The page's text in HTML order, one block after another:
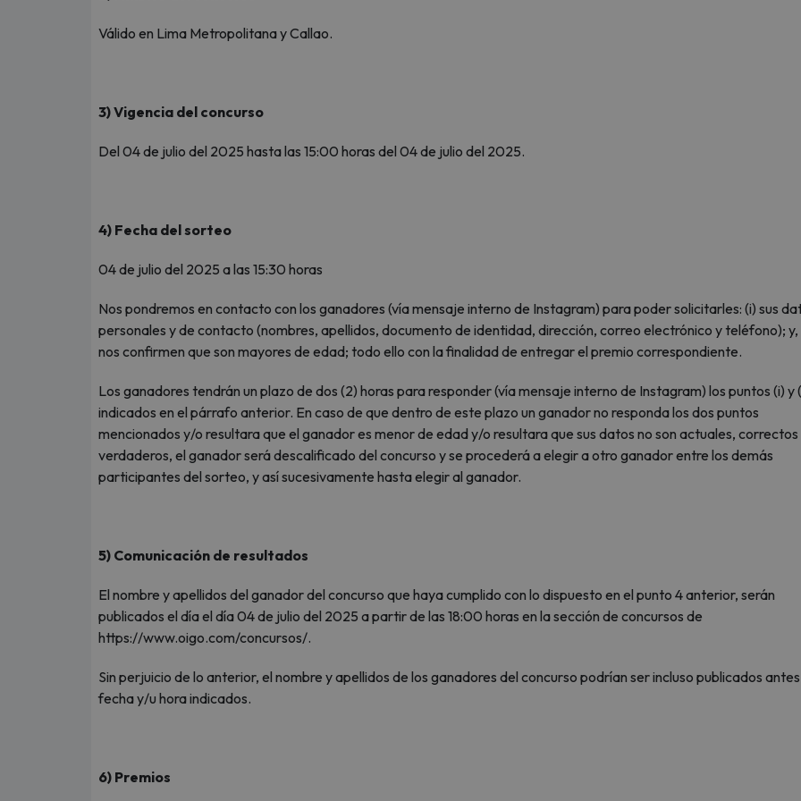
Válido en Lima Metropolitana y Callao.
3) Vigencia del concurso
Del 04 de julio del 2025 hasta las 15:00 horas del 04 de julio del 2025.
4) Fecha del sorteo
04 de julio del 2025 a las 15:30 horas
Nos pondremos en contacto con los ganadores (vía mensaje interno de Instagram) para poder solicitarles: (i) sus
personales y de contacto (nombres, apellidos, documento de identidad, dirección, correo electrónico y teléfono); y,
nos confirmen que son mayores de edad; todo ello con la finalidad de entregar el premio correspondiente.
Los ganadores tendrán un plazo de dos (2) horas para responder (vía mensaje interno de Instagram) los puntos (i) y
indicados en el párrafo anterior. En caso de que dentro de este plazo un ganador no responda los dos puntos
mencionados y/o resultara que el ganador es menor de edad y/o resultara que sus datos no son actuales, correctos
verdaderos, el ganador será descalificado del concurso y se procederá a elegir a otro ganador entre los demás
participantes del sorteo, y así sucesivamente hasta elegir al ganador.
5) Comunicación de resultados
El nombre y apellidos del ganador del concurso que haya cumplido con lo dispuesto en el punto 4 anterior, serán
publicados el día el día 04 de julio del 2025 a partir de las 18:00 horas en la sección de concursos de
https://www.oigo.com/concursos/.
Sin perjuicio de lo anterior, el nombre y apellidos de los ganadores del concurso podrían ser incluso publicados
fecha y/u hora indicados.
6) Premios